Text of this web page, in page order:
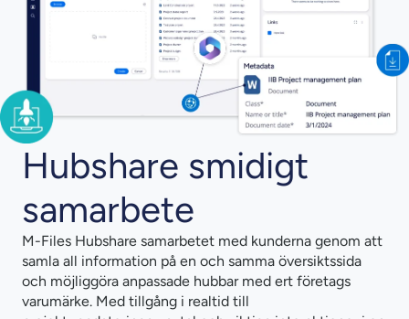
Hubshare smidigt
samarbete
M-Files Hubshare samarbetet med kunderna genom att
samla all information på en och samma översiktssida
och möjliggöra anpassade hubbar med ert företags
varumärke. Med tillgång i realtid till